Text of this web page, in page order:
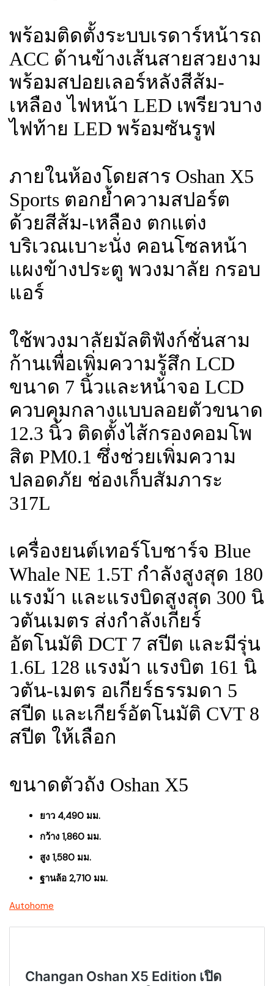
พร้อมติดตั้งระบบเรดาร์หน้ารถ
ACC ด้านข้างเส้นสายสวยงาม
พร้อมสปอยเลอร์หลังสีส้ม-
เหลือง ไฟหน้า LED เพรียวบาง
ไฟท้าย LED พร้อมซันรูฟ
ภายในห้องโดยสาร Oshan X5
Sports ตอกย้ำความสปอร์ต
ด้วยสีส้ม-เหลือง ตกแต่ง
บริเวณเบาะนั่ง คอนโซลหน้า
แผงข้างประตู พวงมาลัย กรอบ
แอร์
ใช้พวงมาลัยมัลติฟังก์ชั่นสาม
ก้านเพื่อเพิ่มความรู้สึก LCD
ขนาด 7 นิ้วและหน้าจอ LCD
ควบคุมกลางแบบลอยตัวขนาด
12.3 นิ้ว ติดตั้งไส้กรองคอมโพ
สิต PM0.1 ซึ่งช่วยเพิ่มความ
ปลอดภัย ช่องเก็บสัมภาระ
317L
เครื่องยนต์เทอร์โบชาร์จ Blue
Whale NE 1.5T กำลังสูงสุด 180
แรงม้า และแรงบิดสูงสุด 300 นิ
วตันเมตร ส่งกำลังเกียร์
อัตโนมัติ DCT 7 สปีต และมีรุ่น
1.6L 128 แรงม้า แรงบิต 161 นิ
วตัน-เมตร อเกียร์ธรรมดา 5
สปีด และเกียร์อัตโนมัติ CVT 8
สปีต ให้เลือก
ขนาดตัวถัง Oshan X5
ยาว 4,490 มม.
กว้าง 1,860 มม.
สูง 1,580 มม.
ฐานล้อ 2,710 มม.
Autohome